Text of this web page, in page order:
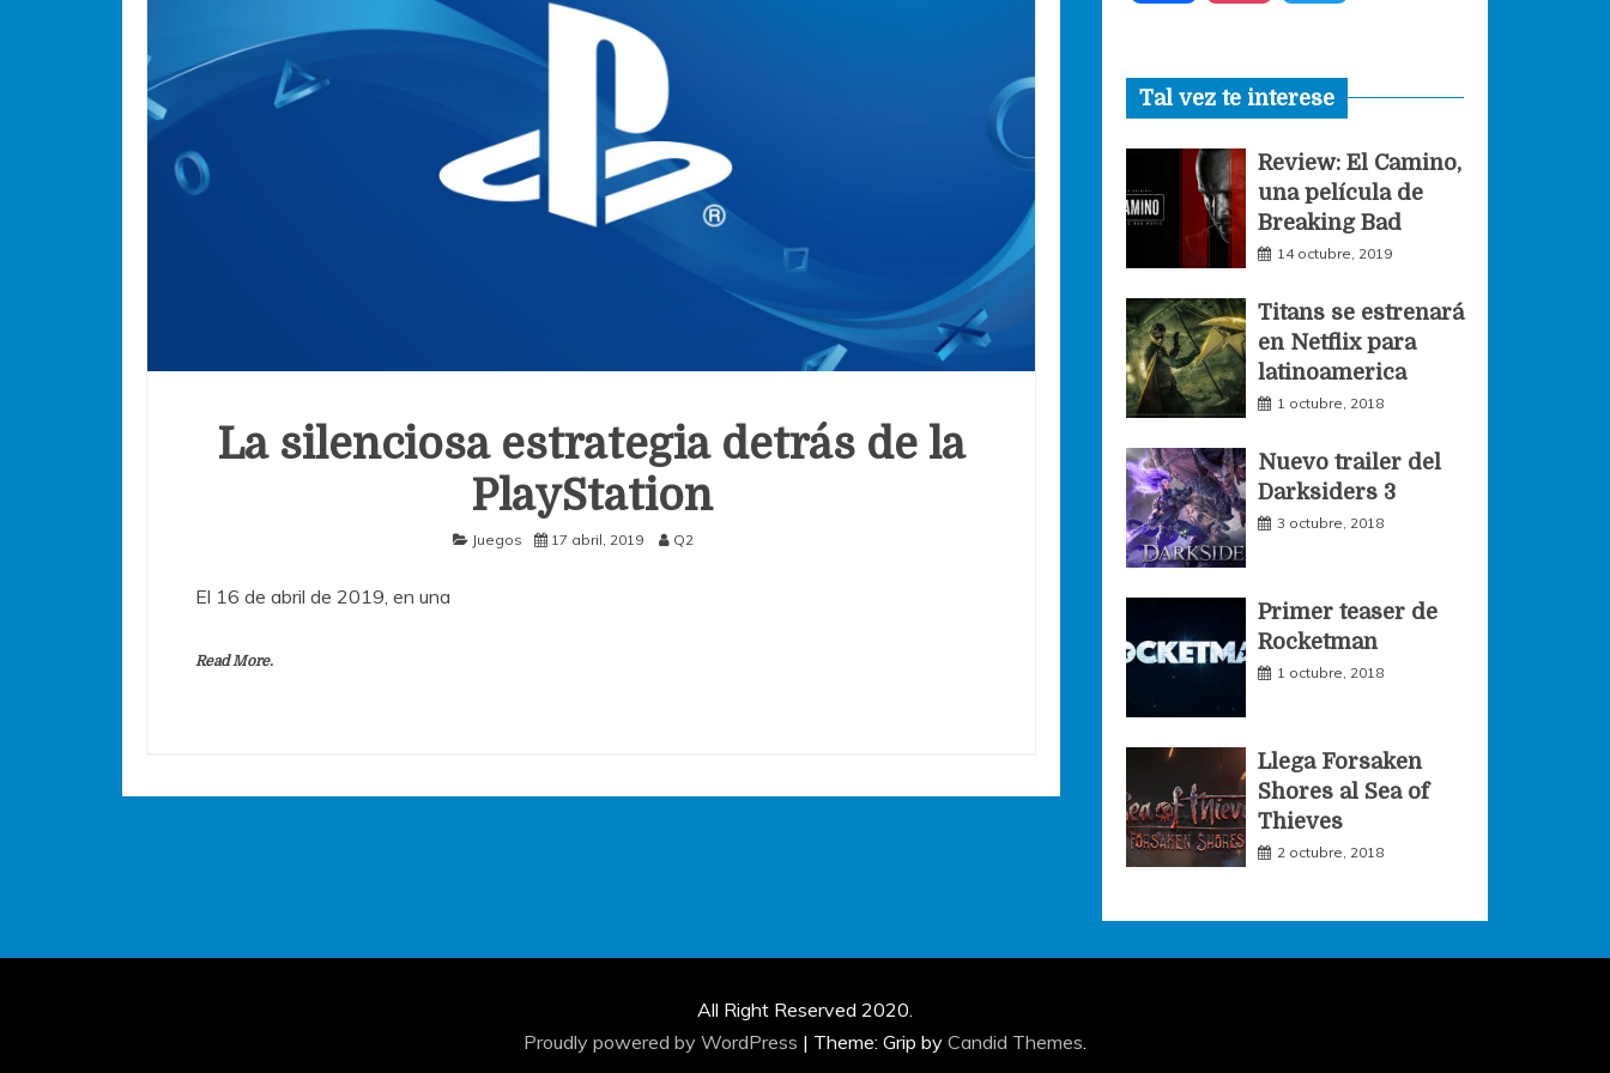
La silenciosa estrategia detrás de la
PlayStation
Juegos 17 abril, 2019 Q2
El 16 de abril de 2019, en una
Read More.
c
e
b
o
o
s
t
a
g
r
m
i
t
t
r
Tal vez te interese
Review: El Camino,
una película de
Breaking Bad
14 octubre, 2019
Titans se estrenará
en Netflix para
latinoamerica
1 octubre, 2018
Nuevo trailer del
Darksiders 3
3 octubre, 2018
Primer teaser de
Rocketman
1 octubre, 2018
Llega Forsaken
Shores al Sea of
Thieves
2 octubre, 2018
All Right Reserved 2020.
Proudly powered by WordPress | Theme: Grip by Candid Themes.